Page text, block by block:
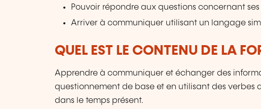
Pouvoir répondre aux questions concernant ses
Arriver à communiquer utilisant un langage
QUEL EST LE CONTENU DE LA
Apprendre à communiquer et échanger des
questionnement de base et en utilisant des verbes
dans le temps présent.